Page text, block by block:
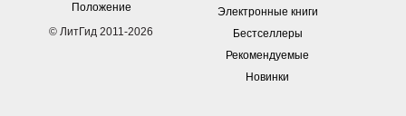
Положение
© ЛитГид 2011-2026
Электронные книги
Бестселлеры
Рекомендуемые
Новинки